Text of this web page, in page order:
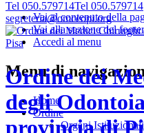
Vai al contenuto della
Vai alla sezione del footer
Accedi al menu
Tel 050.579714Tel 050.579714
segreteria@omceopi.org
Ordine dei
degli
provincia di
Menu di
Home
Ordine
Organi Istituzionali